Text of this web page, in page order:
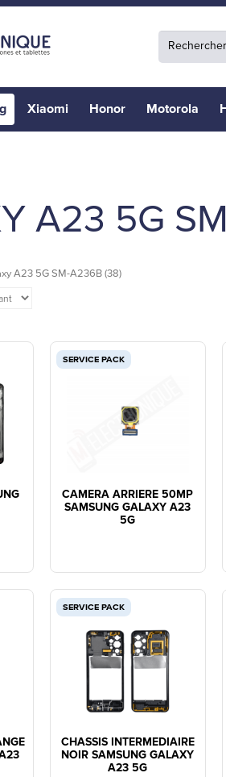
Xiaomi Honor Motorola
A23 5G
A23 5G SM-A236B(38)
SERVICE PACK
CAMERA ARRIERE 50MP
SAMSUNG GALAXY A23
5G
SERVICE PACK
CHASSIS INTERMEDIAIRE
NOIR SAMSUNG GALAXY
A23 5G